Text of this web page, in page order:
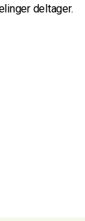
deltager.